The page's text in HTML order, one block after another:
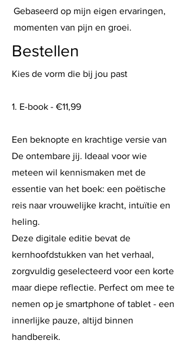
Gebaseerd op mijn eigen ervaringen,
momenten van pijn en groei.
Bestellen
Kies de vorm die bij jou past
1. E-book - €11,99
Een beknopte en krachtige versie van
De ontembare jij. Ideaal voor wie
meteen wil kennismaken met de
essentie van het boek: een poëtische
reis naar vrouwelijke kracht, intuïtie en
heling.
Deze digitale editie bevat de
kernhoofdstukken van het verhaal,
zorgvuldig geselecteerd voor een korte
maar diepe reflectie. Perfect om mee te
nemen op je smartphone of tablet - een
innerlijke pauze, altijd binnen
handbereik.